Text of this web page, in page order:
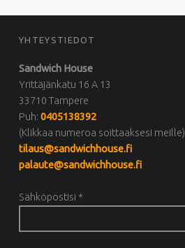
FOOTER SIDEBAR
YHTEYSTIEDOT
Sandwich House
Yrittäjänkatu 16 A 13
33710 Tampere
Puh:0405138392
(Klikkaa numeroa soittaaksesi meille)
tilaus@sandwichhouse.fi
palaute@sandwichhouse.fi
Sähköpostisi *